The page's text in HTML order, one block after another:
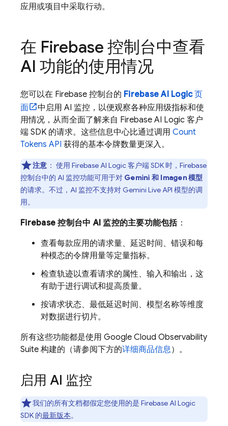
应用或项目中采取行动。
在 Firebase 控制台中查看
AI 功能的使用情况
您可以在 Firebase 控制台的 Firebase AI Logic页
面
中启用 AI 监控，以便观察各种应用级指标和使
用情况，从而全面了解来自 Firebase AI Logic 客户
端 SDK 的请求。这些信息中心比通过调用 Count
Tokens API 获得的基本令牌数量更深入。
注意 ： 使用 Firebase AI Logic客户端 SDK 时， Firebase
控制台中的 AI 监控功能可用于对 Gemini 和 Imagen模型
的请求。不过，AI 监控不支持对 Gemini Live API 模型的调
用。
Firebase 控制台中 AI 监控的主要功能包括：
查看每款应用的请求量、延迟时间、错误和每
种模态的令牌用量等定量指标。
检查轨迹以查看请求的属性、输入和输出，这
有助于进行调试和提高质量。
按请求状态、最低延迟时间、模型名称等维度
对数据进行切片。
所有这些功能都是使用 Google Cloud Observability
Suite 构建的（请参阅下方的详细商品信息）。
启用 AI 监控
我们的所有文档都假定您使用的是 Firebase AI Logic
SDK 的最新版本。